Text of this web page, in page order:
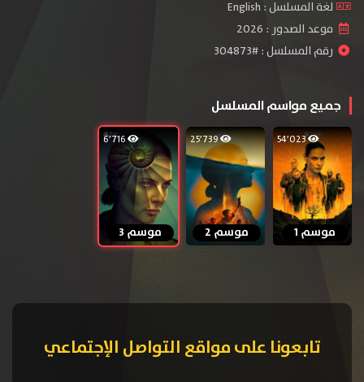
لغة المسلسل : English
موعد الصدور : 2026
رقم المسلسل : #304873
جميع مواسم المسلسل
54٬023
موسم 1
25٬739
موسم 2 موسم 3
تابعونا على مواقع التواصل الإجتماعي